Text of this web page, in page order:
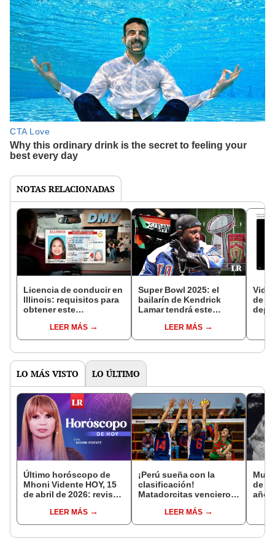
NOTAS RELACIONADAS
Licencia de conducir en
Illinois: requisitos para
obtener este
migratorio legal en
Estados Unidos
LEER MÁS
Super Bowl 2025: el
bailarín de Kendrick
Lamar tendrá este
protestar con bandera
de Palestina
LEER MÁS
de
LO MÁS VISTO LO ÚLTIMO
Último horóscopo de
Mhoni Vidente HOY, 15
de abril de 2026: revisa
signo y entérate si te
espera un día
LEER MÁS
¡Perú sueña con la
clasificación!
Matadorcitas vencieron
Mundial de Vóley Sub 17
LEER MÁS
de